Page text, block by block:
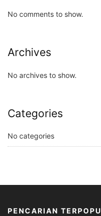
No comments to show.
Archives
No archives to show.
Categories
No categories
PENCARIAN